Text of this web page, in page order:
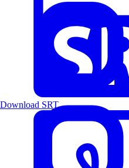
Download SRT